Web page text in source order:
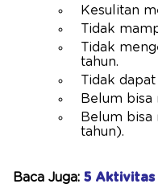
Kesulitan
Tidak
Tidak
tahun.
Tidak
Belum bisa
Belum bisa
tahun).
Baca Juga: 5 Aktivitas